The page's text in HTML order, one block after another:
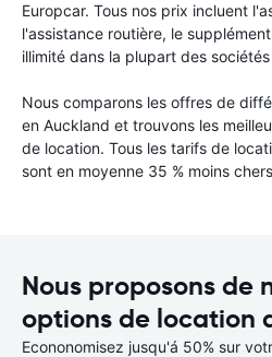
Europcar. Tous nos prix incluent
l'assistance routière, le
illimité dans la plupart des
Nous comparons les offres de
en Auckland et trouvons les
de location. Tous les tarifs de
sont en moyenne 35 % moins
Nous proposons de
options de location
Econonomisez jusqu'á 50% sur